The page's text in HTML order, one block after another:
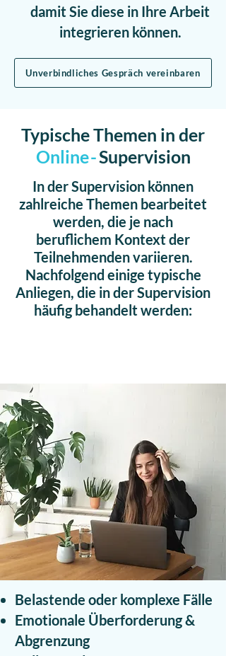
damit Sie diese in Ihre Arbeit
integrieren können.
Unverbindliches Gespräch vereinbaren
Typische Themen in der
Online-Supervision
In der Supervision können
zahlreiche Themen bearbeitet
werden, die je nach
beruflichem Kontext der
Teilnehmenden variieren.
Nachfolgend einige typische
Anliegen, die in der Supervision
häufig behandelt werden:
Belastende oder komplexe Fälle
Emotionale Überforderung &
Abgrenzung